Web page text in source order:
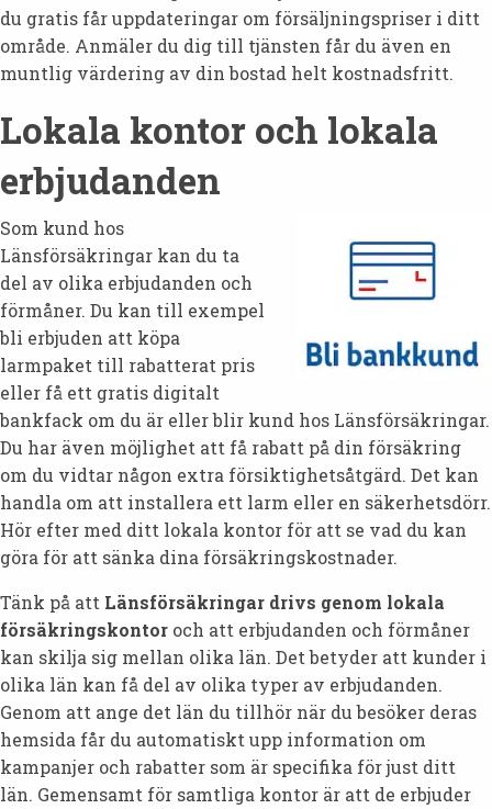
du gratis får uppdateringar om försäljningspriser i ditt
område. Anmäler du dig till tjänsten får du även en
muntlig värdering av din bostad helt kostnadsfritt.
Lokala kontor och lokala
erbjudanden
Som kund hos
Länsförsäkringar kan du ta
del av olika erbjudanden och
förmåner. Du kan till exempel
bli erbjuden att köpa
larmpaket till rabatterat pris
eller få ett gratis digitalt
bankfack om du är eller blir kund hos Länsförsäkringar.
Du har även möjlighet att få rabatt på din försäkring
om du vidtar någon extra försiktighetsåtgärd. Det kan
handla om att installera ett larm eller en säkerhetsdörr.
Hör efter med ditt lokala kontor för att se vad du kan
göra för att sänka dina försäkringskostnader.
Tänk på att Länsförsäkringar drivs genom lokala
försäkringskontor och att erbjudanden och förmåner
kan skilja sig mellan olika län. Det betyder att kunder i
olika län kan få del av olika typer av erbjudanden.
Genom att ange det län du tillhör när du besöker deras
hemsida får du automatiskt upp information om
kampanjer och rabatter som är specifika för just ditt
län. Gemensamt för samtliga kontor är att de erbjuder